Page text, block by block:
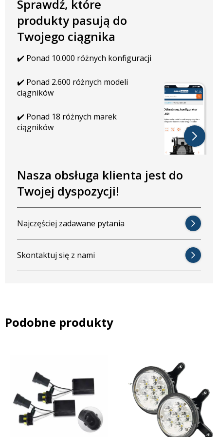
Barwa światła: zimna biel
Temperatura barwowa: 6000K
PARAMETRY ELEKTRYCZNE
Moc światła drogowego: 50W
Napięcie: 10-32V
WYMIARY W MM
Długość: 173 mm
Wysokość: 144 mm
3140022R91 / 3404170R91 / 3404170R94 /
X830160010000 / X83016003000 / X830160086000 /
Ten reflektor zdecydowanie pasuje do następujących
Case
Seria 33: 533 / 633 / 733 / 833
Seria 40: 440 / 540 / 640
Seria 55: 1055 / 1055XL / 955 / 955XL / 1255 XL /
Seria Farmer 100: 102 / 102LS / 102LSA / 102S /
102SA / 103 / 103LS / 103LSA / 103S / 103SA / 104LS
/ 104LSA / 104S / 104SA / 105 / 105LS/ 105LSA /
105S / 105SA / 106LS / 106LSA / 106S / 106SA /
108LS / 108LSA / 108S / 108SA
Seria Farmer 200: 200S / 200SA / 200V / 200VA /
Sprawdź, które
produkty pasują do
Twojego ciągnika
✔️ Ponad 10.000 różnych konfiguracji
✔️ Ponad 2.600 różnych modeli
ciągników
✔️ Ponad 18 różnych marek
ciągników
Nasza obsługa klienta jest do
Twojej dyspozycji!
Najczęściej zadawane pytania
Skontaktuj się z nami
Podobne produkty